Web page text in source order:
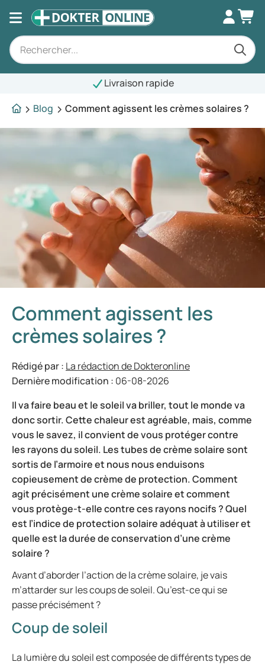
Blog
Comment agissent les crèmes solaires ?
Comment agissent les
crèmes solaires ?
Rédigé par : La rédaction de Dokteronline
Dernière modification : 06-08-2026
Il va faire beau et le soleil va briller, tout le monde va
donc sortir. Cette chaleur est agréable, mais, comme
vous le savez, il convient de vous protéger contre
les rayons du soleil. Les tubes de crème solaire sont
sortis de l’armoire et nous nous enduisons
copieusement de crème de protection. Comment
agit précisément une crème solaire et comment
vous protège-t-elle contre ces rayons nocifs ? Quel
est l’indice de protection solaire adéquat à utiliser et
quelle est la durée de conservation d’une crème
solaire ?
Avant d’aborder l’action de la crème solaire, je vais
m’attarder sur les coups de soleil. Qu’est-ce qui se
passe précisément ?
Coup de soleil
La lumière du soleil est composée de différents types de